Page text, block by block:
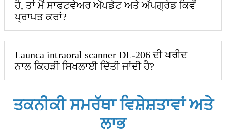
ਹੈ, ਤਾਂ ਮੈਂ ਸਾਫਟਵੇਅਰ ਅੱਪਡੇਟ ਅਤੇ ਅੱਪਗ੍ਰੇਡ ਕਿਵੇਂ
ਪ੍ਰਾਪਤ ਕਰਾਂ?
Launca intraoral scanner DL-206 ਦੀ ਖਰੀਦ
ਨਾਲ ਕਿਹੜੀ ਸਿਖਲਾਈ ਦਿੱਤੀ ਜਾਂਦੀ ਹੈ?
ਤਕਨੀਕੀ ਸਮਰੱਥਾ ਵਿਸ਼ੇਸ਼ਤਾਵਾਂ ਅਤੇ
ਲਾਭ